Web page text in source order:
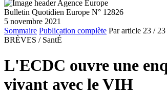
Bulletin Quotidien Europe N° 12826
5 novembre 2021
Sommaire Publication complète Par article 23 / 23
BRÈVES / SantÉ
L'ECDC ouvre une
vivant avec le VIH